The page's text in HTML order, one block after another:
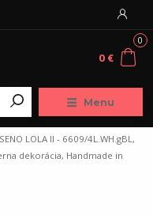
Menu
0
0 €
LOLA II - 6609/4L.WH.gBL,
dekorácia, Handmade in